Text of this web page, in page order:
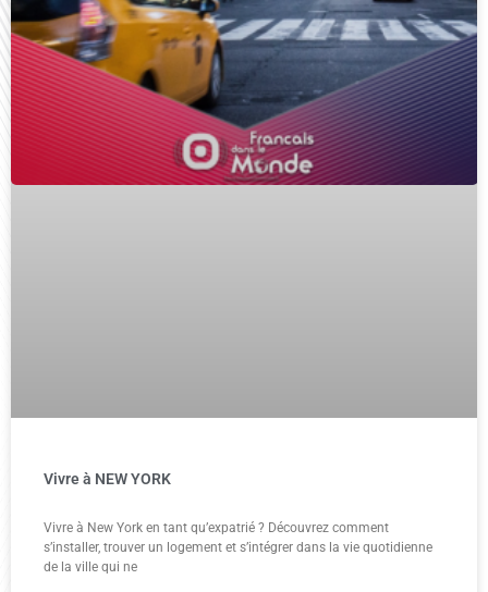
Vivre à NEW YORK
Vivre à New York en tant qu’expatrié ? Découvrez comment
s’installer, trouver un logement et s’intégrer dans la vie quotidienne
de la ville qui ne